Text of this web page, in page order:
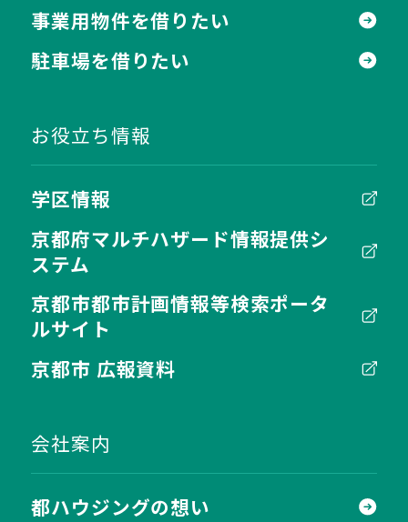
事業用物件を借りたい
駐車場を借りたい
お役立ち情報
学区情報
京都府マルチハザード情報提供シ
ステム
京都市都市計画情報等検索ポータ
ルサイト
京都市 広報資料
会社案内
都ハウジングの想い